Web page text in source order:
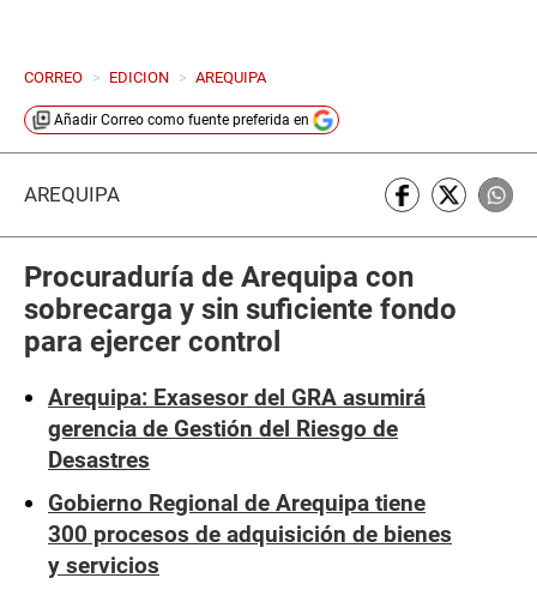
CORREO > EDICION > AREQUIPA
Añadir Correo como fuente preferida en
AREQUIPA
Procuraduría de Arequipa con
sobrecarga y sin suficiente fondo
para ejercer control
Arequipa: Exasesor del GRA asumirá
gerencia de Gestión del Riesgo de
Desastres
Gobierno Regional de Arequipa tiene
300 procesos de adquisición de bienes
y servicios